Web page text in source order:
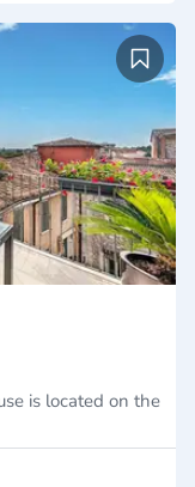
is located on the